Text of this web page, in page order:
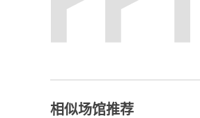
相似场馆推荐